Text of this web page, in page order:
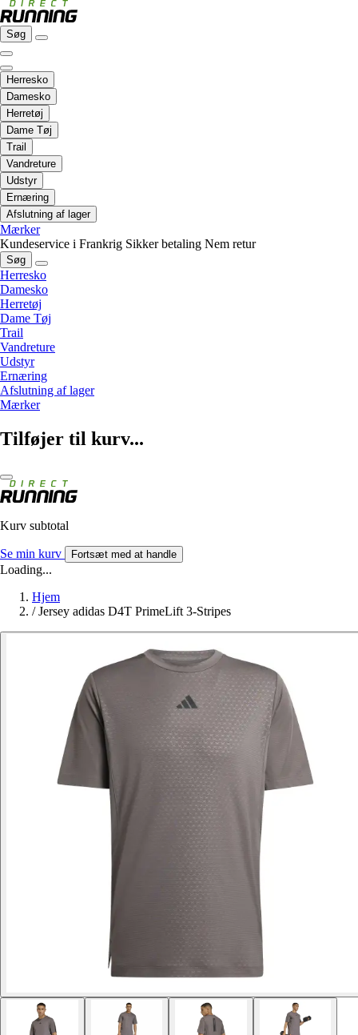
Søg
Herresko
Damesko
Herretøj
Dame Tøj
Trail
Vandreture
Udstyr
Ernæring
Afslutning af lager
Mærker
Kundeservice i Frankrig Sikker betaling Nem retur
Søg
Herresko
Damesko
Herretøj
Dame Tøj
Trail
Vandreture
Udstyr
Ernæring
Afslutning af lager
Mærker
Tilføjer til kurv...
Kurv subtotal
Se min kurv Fortsæt med at handle
Loading...
Hjem
/ Jersey adidas D4T PrimeLift 3-Stripes